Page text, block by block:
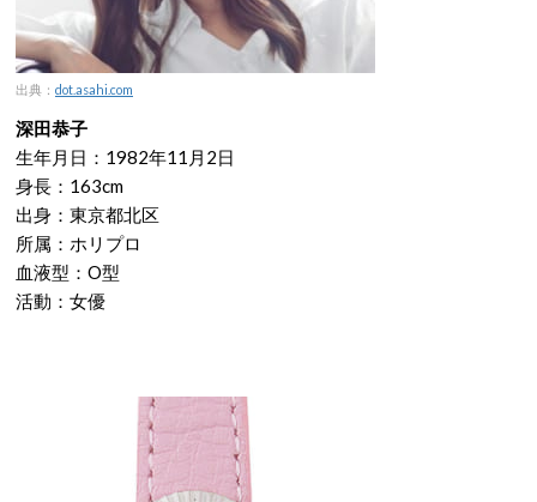
出典： dot.asahi.com
深田恭子
生年月日：1982年11月2日
身長：163cm
出身：東京都北区
所属：ホリプロ
血液型：O型
活動：女優